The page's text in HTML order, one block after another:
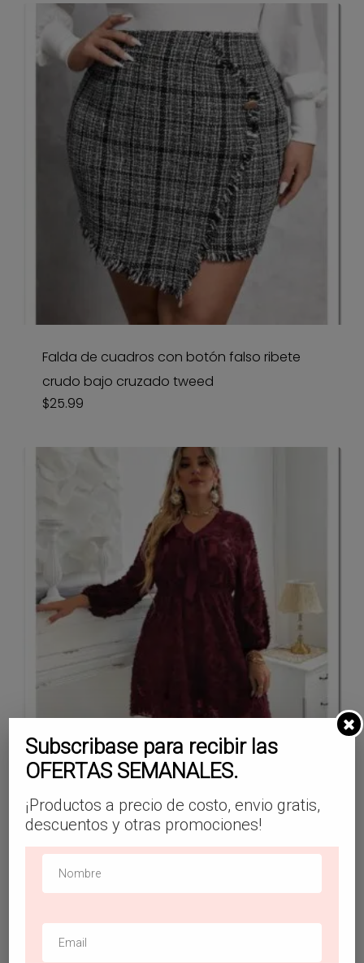
Falda de cuadros con botón falso ribete
crudo bajo cruzado tweed
$25.99
Vestido con cordón delantero de manga
farol de peluche
$25.99
Subscribase para recibir las
OFERTAS SEMANALES.
¡Productos a precio de costo, envio gratis,
descuentos y otras promociones!